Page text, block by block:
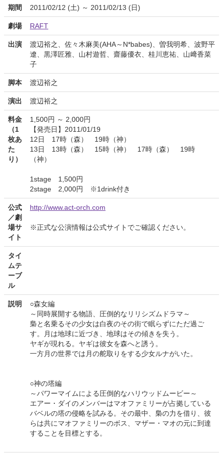
期間 2011/02/12 (土) ～ 2011/02/13 (日)
劇場 RAFT
出演
渡辺裕之、佐々木麻美(AHA～N*babes)、曽我明希、波野平
遼、黒澤匠雅、山村遊哲、齋藤優衣、桂川恵祐、山﨑香菜
子
脚本 渡辺裕之
演出 渡辺裕之
料金
（1
枚あ
た
り）
1,500円 ～ 2,000円
【発売日】2011/01/19
12日 17時（森） 19時（神）
13日 13時（森） 15時（神） 17時（森） 19時
（神）
1stage 1,500円
2stage 2,000円 ※1drink付き
公式
／劇
場サ
イト
http://www.act-orch.com
※正式な公演情報は公式サイトでご確認ください。
タイ
ムテ
ーブ
ル
説明
○森女編
～同時展開する物語、圧倒的なリリシズムドラマ～
梟と名乗るその少女は白夜のその街で眠らずにただ過ご
す。月は地球に近づき、地球はその傾きを失う。
ヤギが現れる。ヤギは彼女を森へと誘う。
一方月の世界では月の舵取りをする少女ルナがいた。
○神の塔編
～パワーマイムによる圧倒的なハリウッドムービー～
エアー・ダイのメンバーはマオファミリーが占拠している
バベルの塔の侵略を試みる。その最中、梟の力を借り、彼
らは共にマオファミリーのボス、マザー・マオの元に到達
することを目標とする。